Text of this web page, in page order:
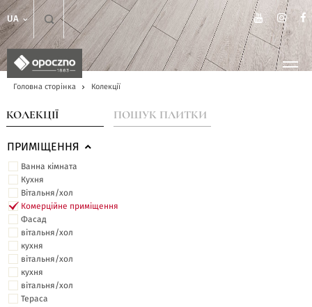
UA
Головна сторінка Колекції
КОЛЕКЦІЇ ПОШУК ПЛИТКИ
ПРИМІЩЕННЯ
Ванна кімната
Кухня
Вітальня/хол
Комерційне приміщення
Фасад
вітальня/хол
кухня
вітальня/хол
кухня
вітальня/хол
Тераса